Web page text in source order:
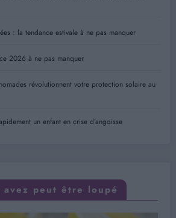
: la tendance estivale à ne pas manquer
2026 à ne pas manquer
révolutionnent votre protection solaire au
un enfant en crise d’angoisse
avez peut être loupé